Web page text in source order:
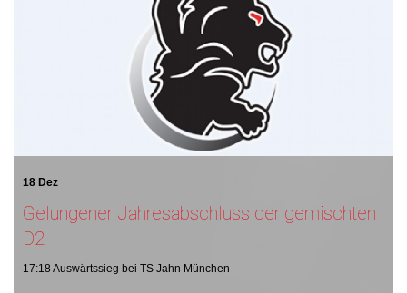
18 Dez
Gelungener Jahresabschluss der gemischten
D2
17:18 Auswärtssieg bei TS Jahn München